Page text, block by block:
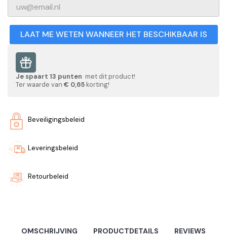
LAAT ME WETEN WANNEER HET BESCHIKBAAR IS
Je spaart 13 punten met dit product!
Ter waarde van € 0,65 korting!
Beveiligingsbeleid
Leveringsbeleid
Retourbeleid
OMSCHRIJVING PRODUCTDETAILS REVIEWS